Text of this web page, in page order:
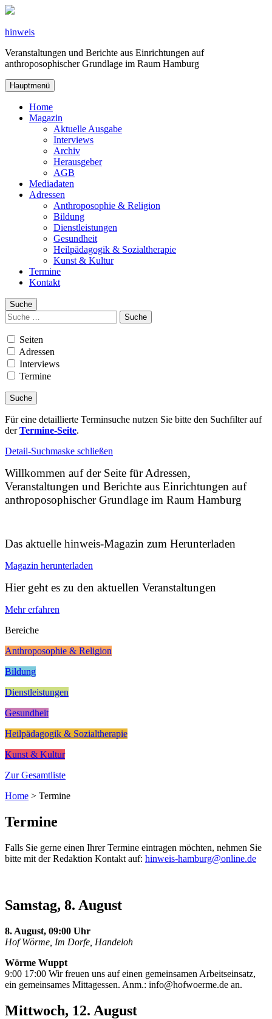
Zum
springen
hinweis
Veranstaltungen und Berichte aus Einrichtungen auf
anthroposophischer Grundlage im Raum Hamburg
Hauptmenü
Home
Magazin
Aktuelle Ausgabe
Interviews
Archiv
Herausgeber
AGB
Mediadaten
Adressen
Anthroposophie & Religion
Bildung
Dienstleistungen
Gesundheit
Heilpädagogik & Sozialtherapie
Kunst & Kultur
Termine
Kontakt
Suche
Suchen
nach:
Seiten
Adressen
Interviews
Termine
Für eine detaillierte Terminsuche nutzen Sie bitte den Suchfilter auf
derTermine-Seite.
Detail-Suchmaske schließen
Willkommen auf der Seite für Adressen,
Veranstaltungen und Berichte aus Einrichtungen auf
anthroposophischer Grundlage im Raum Hamburg
Das aktuelle hinweis-Magazin zum Herunterladen
Magazin herunterladen
Hier geht es zu den aktuellen Veranstaltungen
Mehr erfahren
Bereiche
Anthroposophie & Religion
Bildung
Dienstleistungen
Gesundheit
Heilpädagogik & Sozialtherapie
Kunst & Kultur
Zur Gesamtliste
Home > Termine
Termine
Falls Sie gerne einen Ihrer Termine eintragen möchten, nehmen Sie
bitte mit der Redaktion Kontakt auf: hinweis-hamburg@online.de
Samstag, 8. August
8. August, 09:00 Uhr
Hof Wörme, Im Dorfe, Handeloh
Wörme Wuppt
9:00 17:00 Wir freuen uns auf einen gemeinsamen Arbeitseinsatz,
ein gemeinsames Mittagessen. Anm.: info@hofwoerme.de an.
Mittwoch, 12. August